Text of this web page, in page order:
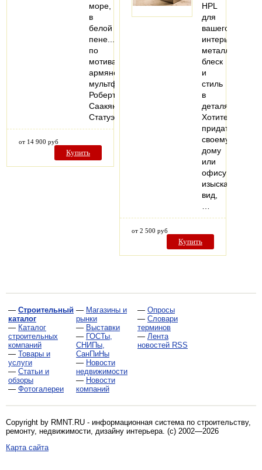
море,
в
белой
пене..."
по
мотивам
армянского
мультфильма
Роберта
Саакянца.
Статуэтка…
от 14 900 руб
Купить
HPL
для
вашего
интерьера:
металлический
блеск
и
стиль
в
деталях.
Хотите
придать
своему
дому
или
офису
изысканный
вид,
от 2 500 руб
Купить
— Строительный
каталог
— Каталог
строительных
компаний
— Товары и
услуги
— Статьи и
обзоры
— Фотогалереи
— Магазины и
рынки
— Выставки
— ГОСТы,
СНИПы,
СанПиНы
— Новости
недвижимости
— Новости
компаний
— Опросы
— Словари
терминов
— Лента
новостей RSS
Copyright by RMNT.RU - информационная система по строительству,
ремонту, недвижимости, дизайну интерьера. (c) 2002—2026
Карта сайта